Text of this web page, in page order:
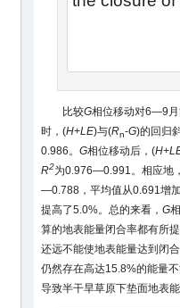
比较G相位移动对6—9
时，(H+LE)与(Rn-G)的回归
0.986。 G相位移动后，(
R2为0.976—0.991。相应地
—0.788，平均值从0.691增
提高了5.0%。总的来看， G
算的地表能量闭合率都有所
还远不能使地表能量达到闭
仍然存在高达15.8%的能量
导致半干旱草原下垫面地表